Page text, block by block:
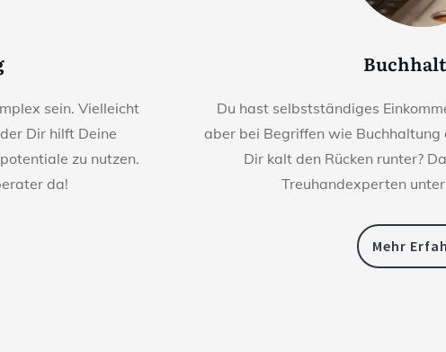
sein. Vielleicht
Dir hilft Deine
zu nutzen.
da!
Du hast selbstständiges
aber bei Begriffen wie Buchhaltung
Dir kalt den Rücken runter?
Treuhandexperten
Mehr